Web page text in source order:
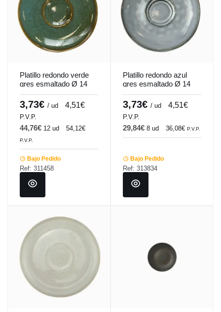
Platillo redondo verde
gres esmaltado Ø 14
cm Sky Pro.mundi
3,73€ / ud 4,51€
P.V.P.
44,76€ 12 ud 54,12€
P.V.P.
Bajo Pedido
Ref: 311458
Platillo redondo azul
gres esmaltado Ø 14
cm Sky Pro.mundi
3,73€ / ud 4,51€
P.V.P.
29,84€ 8 ud 36,08€ P.V.P.
Bajo Pedido
Ref: 313834